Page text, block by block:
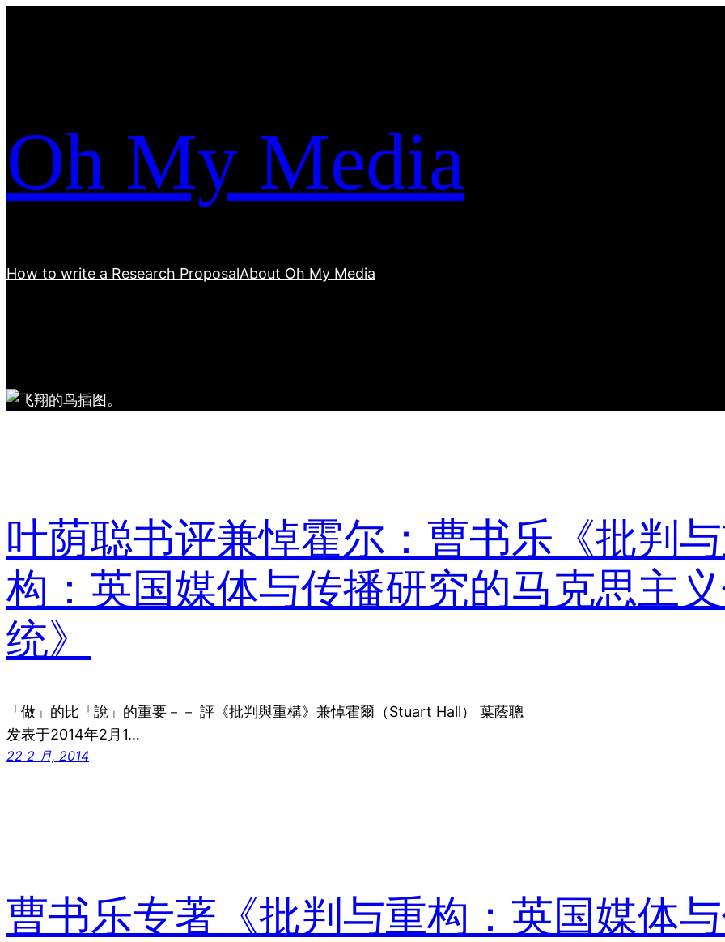
Oh My Media
How to write a Research ProposalAbout Oh My Media
叶荫聪书评兼悼霍尔：曹书乐《批判
构：英国媒体与传播研究的马克思主
统》
「做」的比「說」的重要－－ 評《批判與重構》兼悼霍爾（Stuart Hall） 葉蔭聰
发表于2014年2月1…
22 2 月, 2014
曹书乐专著《批判与重构：英国媒体